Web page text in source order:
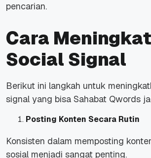
pencarian.
Cara
Social Signal
Berikut ini langkah untuk
signal yang bisa Sahabat Qwords
Posting Konten Secara Rutin
Konsisten dalam memposting
sosial menjadi sangat penting.